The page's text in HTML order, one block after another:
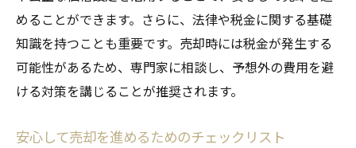
めることができます。さらに、法律や税金に関する基礎
知識を持つことも重要です。売却時には税金が発生する
可能性があるため、専門家に相談し、予想外の費用を避
ける対策を講じることが推奨されます。
安心して売却を進めるためのチェックリスト